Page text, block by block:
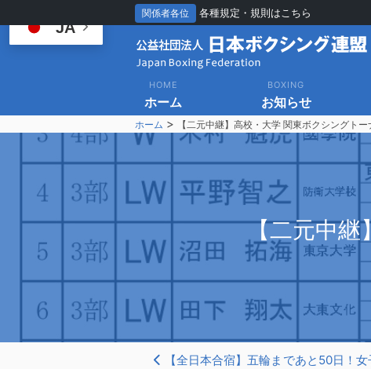
関係者各位 各種規定・規則はこちら
HOME
ホーム
BOXING
お知らせ
ホーム > 【二元中継】高校・大学 関東ボクシングトー
【二元中継
【全日本合宿】五輪まであと50日！
JA